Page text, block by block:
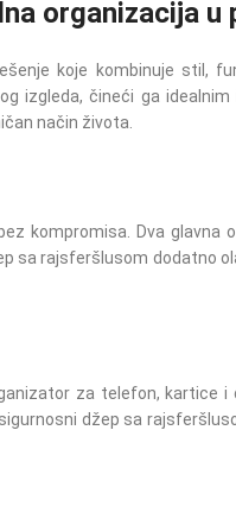
organizacija u
koje kombinuje stil,
izgleda, čineći ga
način života.
kompromisa. Dva glavna
sa rajsferšlusom dodatno
za telefon, kartice i
džep sa